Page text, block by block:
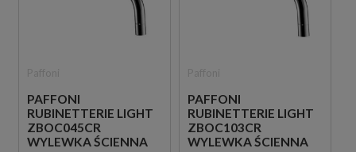
PAFFONI
RUBINETTERIE LIGHT
ZBOC045CR
WYLEWKA ŚCIENNA
PAFFONI
RUBINETTERIE LIGHT
ZBOC103CR
WYLEWKA ŚCIENNA